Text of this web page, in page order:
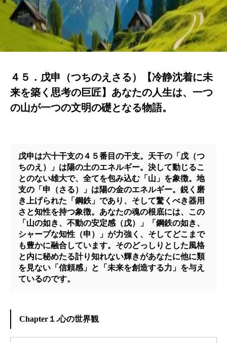
４５．戊申（つちのえさる）【冷静沈着に未
来を築く思考の巨匠】あなたの人生は、一つ
の山が一つの文明の礎となる物語。
戊申は六十干支の４５番目の干支。 天干の 「戊（つ
ちのえ）」 は陽の土のエネルギー。決して動じるこ
とのない雄大で、全てを包み込む 「山」 を象徴。地
支の 「申（さる）」 は陽の金のエネルギー。鋭く磨
き上げられた 「鋼鉄」であり、そして驚くべき器用
さと知性を持つ象徴。 あなたの魂の根底には、この
「山の如き、不動の安定感（戊）」
「鋼鉄の如き、
シャープな知性（申）」 が力強く、そしてどこまで
も豊かに融合しています。そのどっしりとした風格
と内に秘めたる計り知れない輝きがあなたに他に類
を見ない 「信頼感」 と
「未来を創造する力」を与え
ているのです。
Chapter１.心の世界観